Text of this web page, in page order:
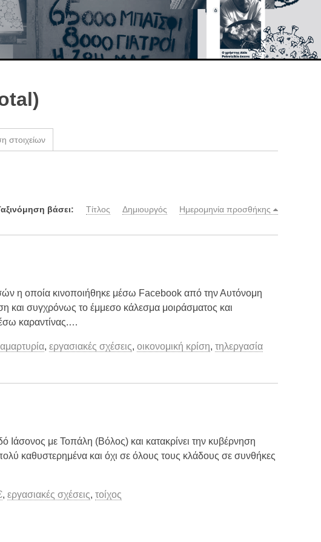
στοιχείων
βάσει: Τίτλος Δημιουργός Ημερομηνία προσθήκης
η οποία κινοποιήθηκε μέσω Facebook από την Αυτόνομη
και συγχρόνως το έμμεσο κάλεσμα μοιράσματος και
καραντίνας.…
,εργασιακές σχέσεις,οικονομική κρίση,τηλεργασία
Ιάσονος με Τοπάλη (Βόλος) και κατακρίνει την κυβέρνηση
καθυστερημένα και όχι σε όλους τους κλάδους σε συνθήκες
,εργασιακές σχέσεις,τοίχος